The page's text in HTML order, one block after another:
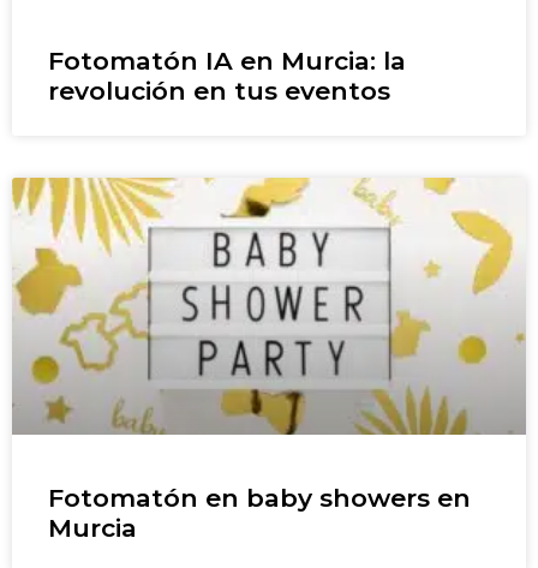
Fotomatón IA en Murcia: la
revolución en tus eventos
Fotomatón en baby showers en
Murcia